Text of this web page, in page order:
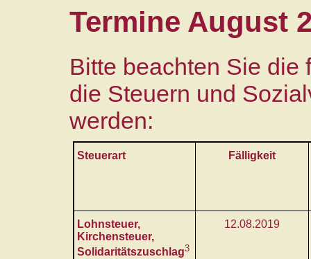
Termine August
Bitte beachten Sie die
die Steuern und
werden:
Steuerart Fälligkeit
Lohnsteuer,
Kirchensteuer,
Solidaritätszuschlag3
12.08.2019